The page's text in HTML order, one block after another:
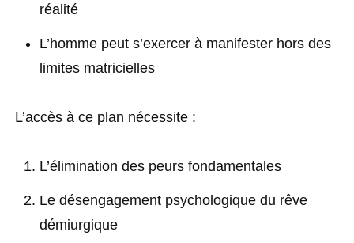
réalité
L’homme peut s’exercer à manifester hors des
limites matricielles
L’accès à ce plan nécessite :
L’élimination des peurs fondamentales
Le désengagement psychologique du rêve
démiurgique